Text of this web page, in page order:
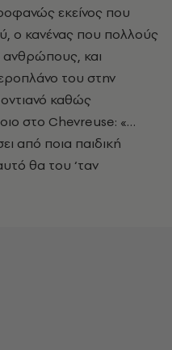
εκείνος που
ο κανένας που πολλούς
ανθρώπους, και
του στην
καθώς
στο Chevreuse: «…
από ποια παιδική
θα του ‘ταν